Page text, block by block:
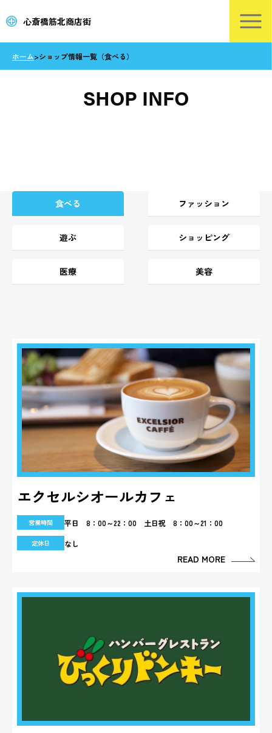
心斎橋筋北商店街
ホーム>ショップ情報一覧（食べる）
SHOP INFO
食べる ファッション
遊ぶ ショッピング
医療 美容
エクセルシオールカフェ
営業時間 平日 8：00～22：00 土日祝 8：00～21：00
定休日 なし
READ MORE